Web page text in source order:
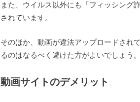
また、ウイルス以外にも「フィッシング
されています。
そのほか、動画が違法アップロードされ
るのはなるべく避けた方がよいでしょう。
動画サイトのデメリット